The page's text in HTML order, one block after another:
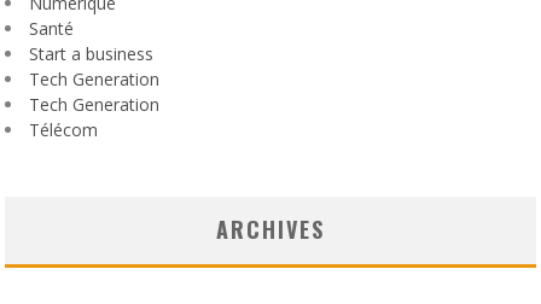
Santé
Start a business
Tech Generation
Tech Generation
Télécom
ARCHIVES